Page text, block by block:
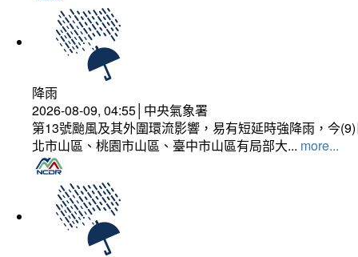
降雨
2026-08-09, 04:55│中央氣象署
第13號颱風及其外圍環流影響，易有短延時強降雨，今
北市山區、桃園市山區、臺中市山區有局部大... more...